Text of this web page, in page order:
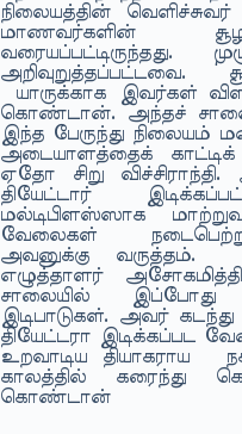
நிலையத்தின்
மாணவர்களின்
வரையப்பட்டிருந்தது.
அறிவுறுத்தப்பட்டவை. ‘
யாருக்காக இவர்கள்
கொண்டான். அந்தச்
இந்த பேருந்து நிலையம்
அடையாளத்தைக்
ஏதோ சிறு
தியேட்டார்
மல்டிபிளஸ்ஸாக
வேலைகள்
அவனுக்கு
எழுத்தாளர்
சாலையில் இப்போது
இடிபாடுகள். அவர்
தியேட்டரா இடிக்கப்பட
உறவாடிய தியாகராய
காலத்தில் கரைந்து
கொண்டான்